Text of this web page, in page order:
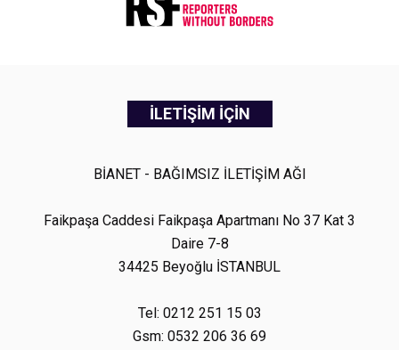
İLETİŞİM İÇİN
BİANET - BAĞIMSIZ İLETİŞİM AĞI
Faikpaşa Caddesi Faikpaşa Apartmanı No 37 Kat 3
Daire 7-8
34425 Beyoğlu İSTANBUL
Tel: 0212 251 15 03
Gsm: 0532 206 36 69